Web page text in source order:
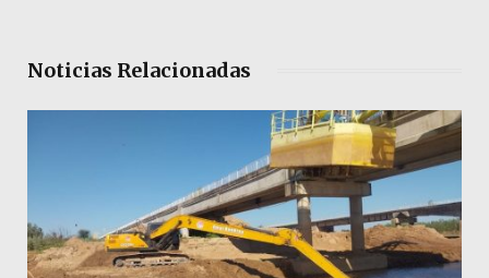
Noticias Relacionadas